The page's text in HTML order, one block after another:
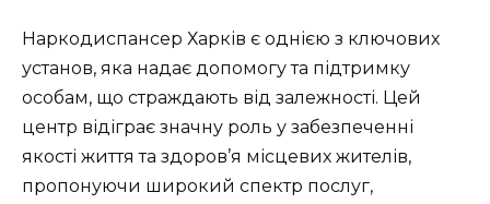
Наркодиспансер Харків є однією з ключових
установ, яка надає допомогу та підтримку
особам, що страждають від залежності. Цей
центр відіграє значну роль у забезпеченні
якості життя та здоров’я місцевих жителів,
пропонуючи широкий спектр послуг,